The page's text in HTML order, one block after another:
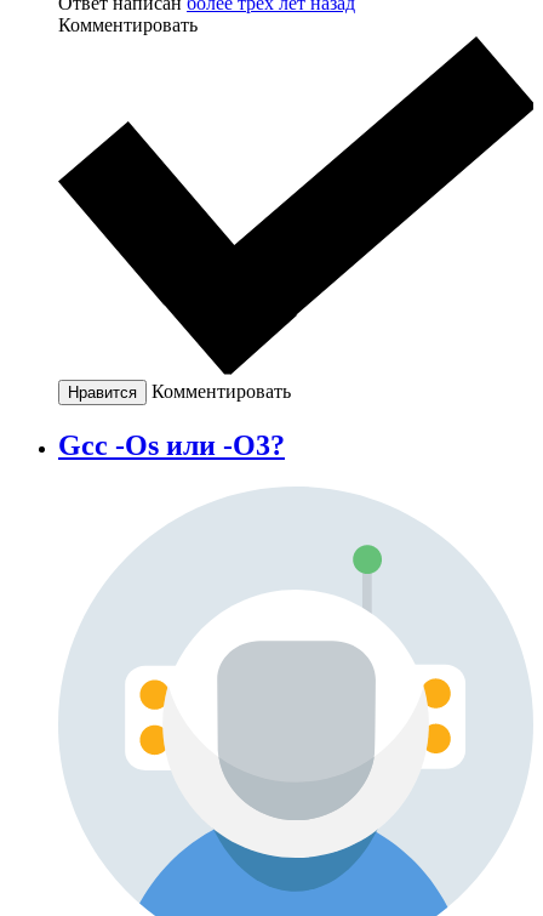
Комментировать
Нравится Комментировать
Gcc -Os или -O3?